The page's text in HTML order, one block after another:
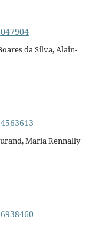
da Silva, Alain-
Maria Rennally